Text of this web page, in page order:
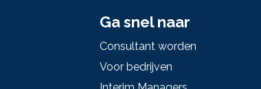
Ga snel naar
Consultant worden
Voor bedrijven